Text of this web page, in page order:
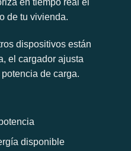
en tiempo real el
de tu vivienda.
dispositivos están
el cargador ajusta
de carga.
disponible